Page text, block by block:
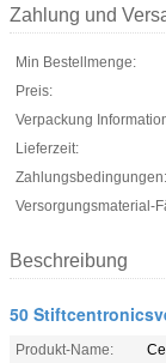
Zahlung und
Min Bestellmenge:
Preis:
Verpackung
Lieferzeit:
Zahlungsbedingungen:
Versorgungsmaterial-
Beschreibung
50
Produkt-Name: